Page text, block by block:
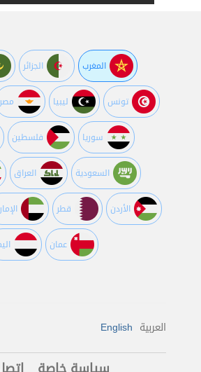
المغرب الجزائر
تونس ليبيا مصر
سوريا فلسطين
السعودية العراق
اﻷردن قطر
عمان
العربية English